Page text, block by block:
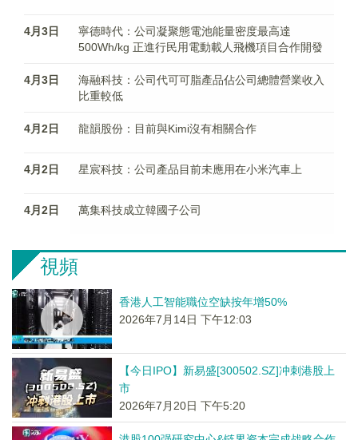
4月3日
寧德時代：公司凝聚態電池能量密度最高達
500Wh/kg 正進行民用電動載人飛機項目合作開發
4月3日
海融科技：公司代可可脂產品佔公司總體營業收入
比重較低
4月2日 龍韻股份：目前與Kimi沒有相關合作
4月2日 星宸科技：公司產品目前未應用在小米汽車上
4月2日 萬集科技成立韓國子公司
視頻
香港人工智能職位空缺按年增50%
2026年7月14日 下午12:03
【今日IPO】新易盛[300502.SZ]冲刺港股上
市
2026年7月20日 下午5:20